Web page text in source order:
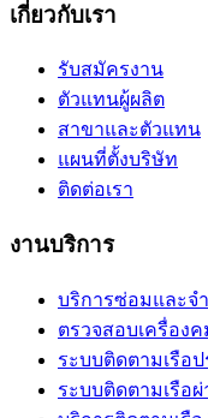
เกี่ยวกับเรา
รับสมัครงาน
ตัวแทนผู้ผลิต
สาขาและตัวแทน
แผนที่ตั้งบริษัท
ติดต่อเรา
งานบริการ
บริการซ่อมและจ
ตรวจสอบเครื่อง
ระบบติดตามเรือป
ระบบติดตามเรือ